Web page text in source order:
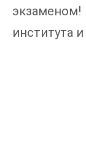
института